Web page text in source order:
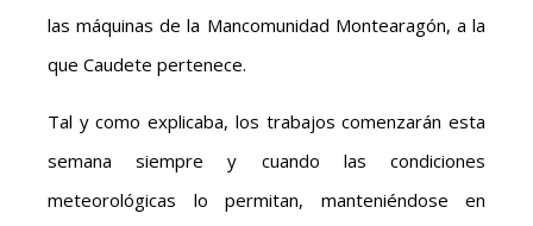
las máquinas de la Mancomunidad Montearagón, a la
que Caudete pertenece.
Tal y como explicaba, los trabajos comenzarán esta
semana siempre y cuando las condiciones
meteorológicas lo permitan, manteniéndose en